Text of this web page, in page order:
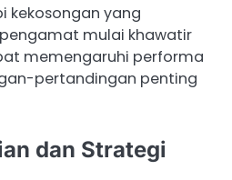
kekosongan yang
mulai khawatir
memengaruhi performa
pertandingan penting
dan Strategi